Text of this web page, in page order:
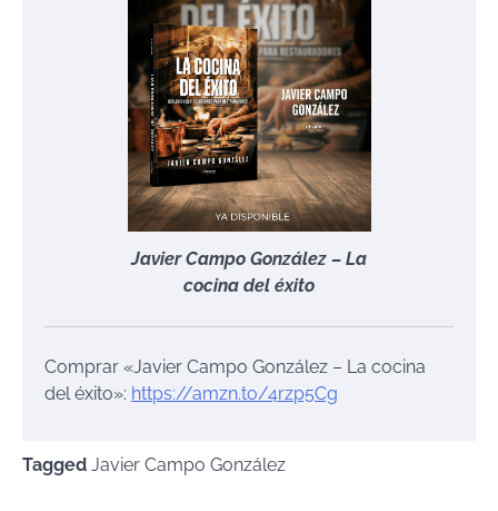
Javier Campo González – La
cocina del éxito
Comprar «Javier Campo González – La cocina
del éxito»: https://amzn.to/4rzp5Cg
Tagged Javier Campo González